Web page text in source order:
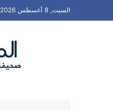
السبت, 8 أغسطس 2026